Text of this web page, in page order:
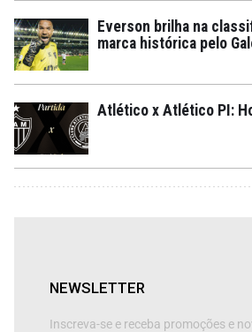
Everson brilha na
marca histórica pelo
Atlético x Atlético PI:
NEWSLETTER
Inscreva-se e receba promoções e